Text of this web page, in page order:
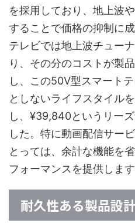
を採用しており、地上波
することで価格の抑制に
テレビでは地上波チュー
り、その分のコストが製
し、この50V型スマート
としないライフスタイル
し、¥39,840というリー
した。特に動画配信サー
とっては、余計な機能を
フォーマンスを提供します
耐久性ある製品設